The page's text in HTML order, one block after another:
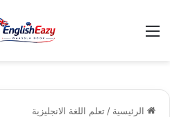
القائمة
الرئيسية / تعلم اللغة الانجليزية